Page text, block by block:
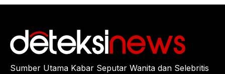
Sumber Utama Kabar Seputar Wanita dan Selebritis